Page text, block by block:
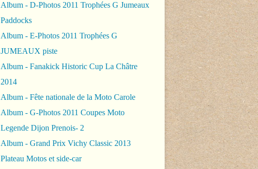
Album - D-Photos 2011 Trophées G Jumeaux
Paddocks
Album - E-Photos 2011 Trophées G
JUMEAUX piste
Album - Fanakick Historic Cup La Châtre
2014
Album - Fête nationale de la Moto Carole
Album - G-Photos 2011 Coupes Moto
Legende Dijon Prenois- 2
Album - Grand Prix Vichy Classic 2013
Plateau Motos et side-car